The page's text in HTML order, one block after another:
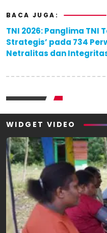
BACA JUGA:
TNI 2026: Panglima TNI
Strategis’ pada 734
Netralitas dan
WIDGET VIDEO